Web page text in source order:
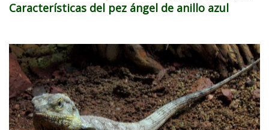
Características del pez ángel de anillo azul